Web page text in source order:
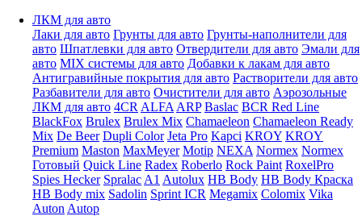
ЛКМ для авто
Лаки для авто Грунты для авто Грунты-наполнители для
авто Шпатлевки для авто Отвердители для авто Эмали для
авто MIX системы для авто Добавки к лакам для авто
Антигравийные покрытия для авто Растворители для авто
Разбавители для авто Очистители для авто Аэрозольные
ЛКМ для авто 4CR ALFA ARP Baslac BCR Red Line
BlackFox Brulex Brulex Mix Chamaeleon Chamaeleon Ready
Mix De Beer Dupli Color Jeta Pro Kapci KROY KROY
Premium Maston MaxMeyer Motip NEXA Normex Normex
Готовый Quick Line Radex Roberlo Rock Paint RoxelPro
Spies Hecker Spralac A1 Autolux HB Body HB Body Краска
HB Body mix Sadolin Sprint ICR Megamix Colomix Vika
Auton Autop